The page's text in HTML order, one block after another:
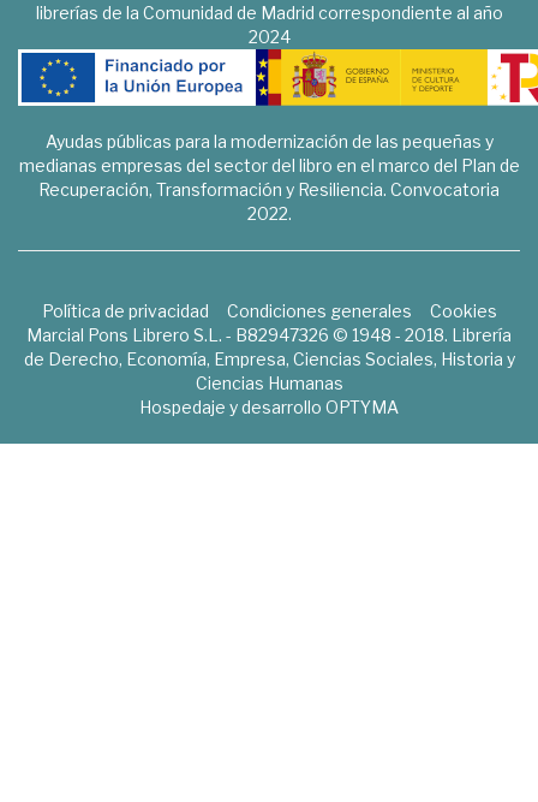
librerías de la Comunidad de Madrid correspondiente al año
2024
Ayudas públicas para la modernización de las pequeñas y
medianas empresas del sector del libro en el marco del Plan de
Recuperación, Transformación y Resiliencia. Convocatoria
2022.
Política de privacidad Condiciones generales
Cookies
Marcial Pons Librero S.L. - B82947326 © 1948 - 2018. Librería
de Derecho, Economía, Empresa, Ciencias Sociales, Historia y
Ciencias Humanas
Hospedaje y desarrollo OPTYMA